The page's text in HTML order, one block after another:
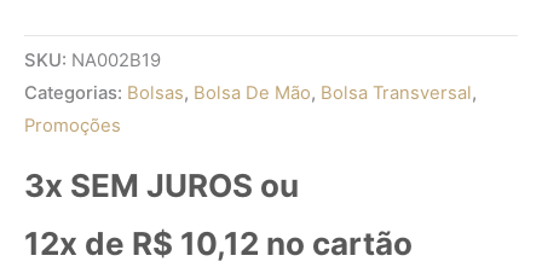
SKU: NA002B19
Categorias: Bolsas, Bolsa De Mão, Bolsa Transversal,
Promoções
3x SEM JUROS ou
12x de R$ 10,12 no cartão